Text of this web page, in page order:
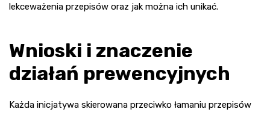
lekceważenia przepisów oraz jak można ich unikać.
Wnioski i znaczenie
działań prewencyjnych
Każda inicjatywa skierowana przeciwko łamaniu przepisów